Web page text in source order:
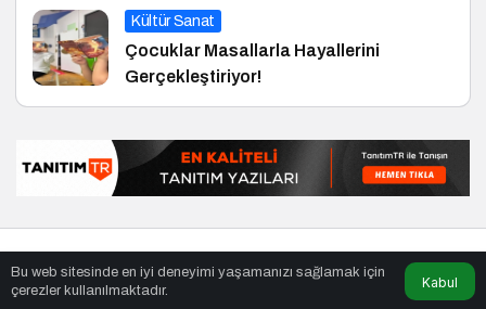
Kültür Sanat
Çocuklar Masallarla Hayallerini
Gerçekleştiriyor!
Bu web sitesinde en iyi deneyimi yaşamanızı sağlamak için
çerezler kullanılmaktadır.
Kabul
en iyiler
listesi ,bihaber, sağlıklı